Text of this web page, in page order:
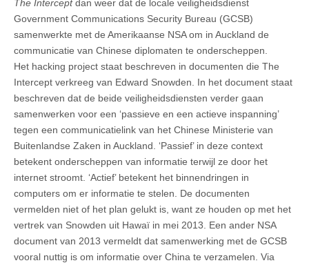
The Interceptdan weer dat de locale veiligheidsdienst
Government Communications Security Bureau (GCSB)
samenwerkte met de Amerikaanse NSA om in Auckland de
communicatie van Chinese diplomaten te onderscheppen.
Het hacking project staat beschreven in documenten die The
Intercept verkreeg van Edward Snowden. In het document staat
beschreven dat de beide veiligheidsdiensten verder gaan
samenwerken voor een ‘passieve en een actieve inspanning’
tegen een communicatielink van het Chinese Ministerie van
Buitenlandse Zaken in Auckland. ‘Passief’ in deze context
betekent onderscheppen van informatie terwijl ze door het
internet stroomt. ‘Actief’ betekent het binnendringen in
computers om er informatie te stelen. De documenten
vermelden niet of het plan gelukt is, want ze houden op met het
vertrek van Snowden uit Hawaï in mei 2013. Een ander NSA
document van 2013 vermeldt dat samenwerking met de GCSB
vooral nuttig is om informatie over China te verzamelen. Via